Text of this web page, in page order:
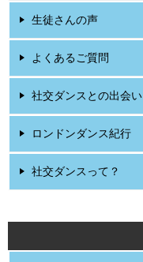
生徒さんの声
よくあるご質問
社交ダンスとの出会い
ロンドンダンス紀行
社交ダンスって？